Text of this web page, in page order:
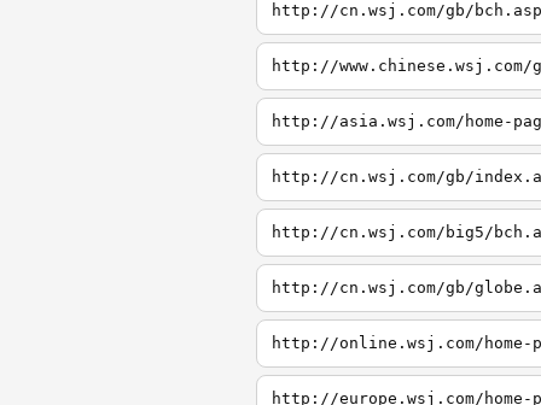
http://cn.wsj.com/gb/bch.asp
http://www.chinese.wsj.com/
http://asia.wsj.com/home-
http://cn.wsj.com/gb/
http://cn.wsj.com/big5/
http://cn.wsj.com/gb/
http://online.wsj.com/home-
http://europe.wsj.com/home-